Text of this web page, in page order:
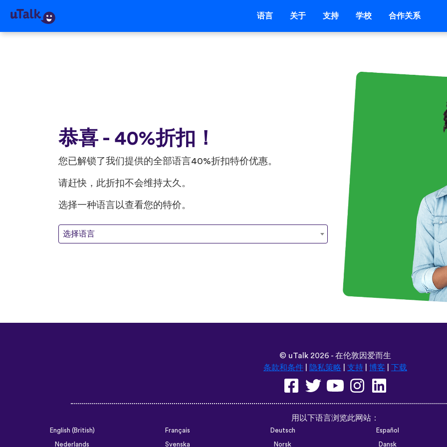
语言 关于 支持 学校 合作关系
恭喜 - 40%折扣！
您已解锁了我们提供的全部语言40%折扣特价优惠。
请赶快，此折扣不会维持太久。
选择一种语言以查看您的特价。
选择语言
© uTalk 2026 - 在伦敦因爱而生
条款和条件
隐私策略 支持 博客 下载
用以下语言浏览此网站：
English (British) Français Deutsch
Español
Nederlands
Svenska Norsk Dansk